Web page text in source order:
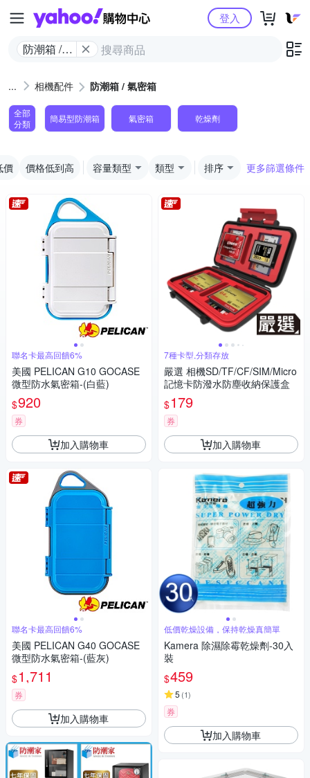
Yahoo購物中心
防潮箱 /
登入
相機配件 防潮箱 / 氣密箱
全部
分類
簡易型防潮箱 氣密箱 乾燥劑
價 價格低到高 容量類型 類型 排序 更多篩選條件
聯名卡最高回饋6%
美國 PELICAN G10 GOCASE
微型防水氣密箱-(白藍)
$920
券
加入購物車
聯名卡最高回饋6%
美國 PELICAN G40 GOCASE
微型防水氣密箱-(藍灰)
$1,711
券
加入購物車
7種卡型,分類存放
嚴選 相機SD/TF/CF/SIM/Micro
記憶卡防潑水防塵收納保護盒
$179
券
加入購物車
低價乾燥設備，保持乾燥真簡單
Kamera 除濕除霉乾燥劑-30入
裝
$459
5 (1)
券
加入購物車